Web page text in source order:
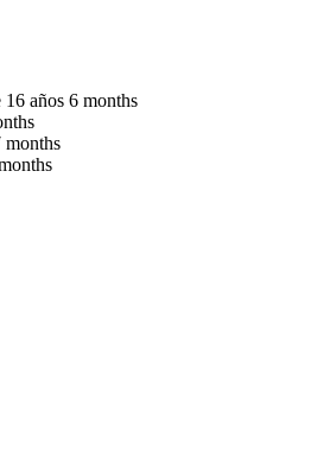
16 años 6 months
months